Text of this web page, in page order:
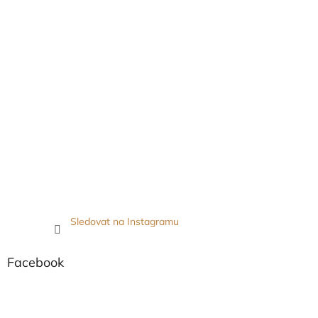
Sledovat na Instagramu
Facebook